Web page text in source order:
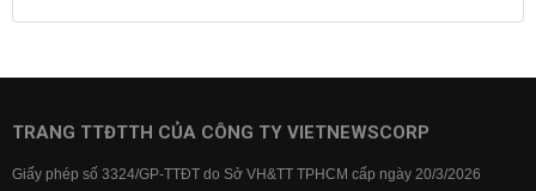
Lãi suất tiết kiệm
Lãi suất tiền gửi
Lãi suất ngân hàng BIDV
TRANG TTĐTTH CỦA CÔNG TY VIETNEWSCORP
Giấy phép số 3324/GP-TTĐT do Sở VH&TT TPHCM cấp ngày 20/3/2026